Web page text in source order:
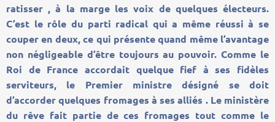
ratisser , à la marge les voix de quelques électeurs.
C’est le rôle du parti radical qui a même réussi à se
couper en deux, ce qui présente quand même l’avantage
non négligeable d’être toujours au pouvoir. Comme le
Roi de France accordait quelque fief à ses fidèles
serviteurs, le Premier ministre désigné se doit
d’accorder quelques fromages à ses alliés . Le ministère
du rêve fait partie de ces fromages tout comme le